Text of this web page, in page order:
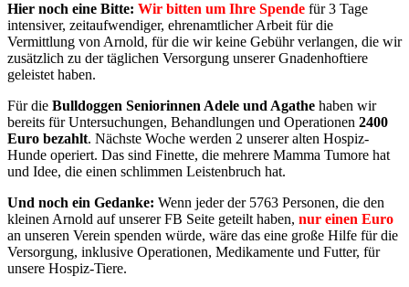
Hier noch eine Bitte: Wir bitten um Ihre Spende für 3 Tage
intensiver, zeitaufwendiger, ehrenamtlicher Arbeit für die
Vermittlung von Arnold, für die wir keine Gebühr verlangen, die wir
zusätzlich zu der täglichen Versorgung unserer Gnadenhoftiere
geleistet haben.
Für die Bulldoggen Seniorinnen Adele und Agathe haben wir
bereits für Untersuchungen, Behandlungen und Operationen 2400
Euro bezahlt. Nächste Woche werden 2 unserer alten Hospiz-
Hunde operiert. Das sind Finette, die mehrere Mamma Tumore hat
und Idee, die einen schlimmen Leistenbruch hat.
Und noch ein Gedanke: Wenn jeder der 5763 Personen, die den
kleinen Arnold auf unserer FB Seite geteilt haben, nur einen Euro
an unseren Verein spenden würde, wäre das eine große Hilfe für die
Versorgung, inklusive Operationen, Medikamente und Futter, für
unsere Hospiz-Tiere.